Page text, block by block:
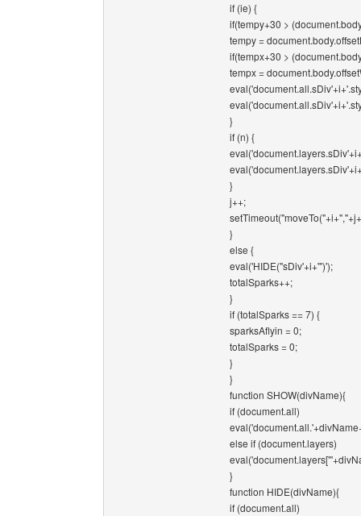
if (ie) {
if(tempy+30 >
tempy =
if(tempx+30 >
tempx =
}
if (n) {
}
j++;
}
else {
eval('HIDE("sDiv'+i+'")');
totalSparks++;
}
if (totalSparks == 7) {
sparksAflyin = 0;
totalSparks = 0;
}
}
function SHOW(divName){
if (document.all)
else if (document.layers)
}
function HIDE(divName){
if (document.all)